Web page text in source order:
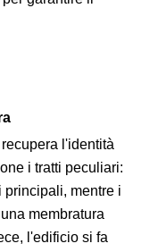
recupera l'identità
i tratti peculiari:
principali, mentre i
membratura
l'edificio si fa